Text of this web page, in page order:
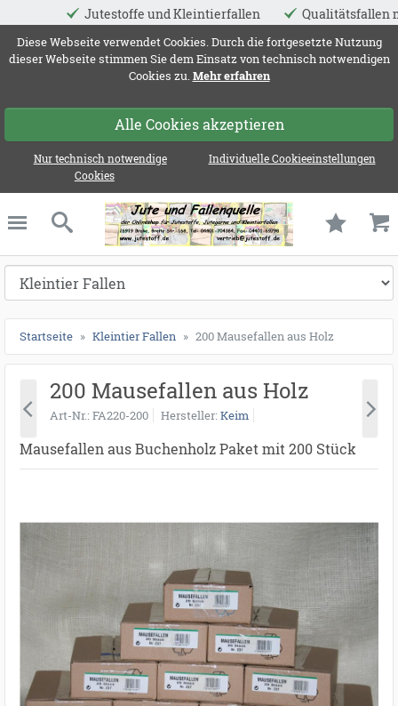
und Kleintierfallen Qualitätsfallen made in EU
Diese Webseite verwendet Cookies. Durch die fortgesetzte Nutzung
dieser Webseite stimmen Sie dem Einsatz von technisch notwendigen
Cookies zu. Mehr erfahren
Alle Cookies akzeptieren
Nur technisch notwendige
Cookies
Individuelle Cookieeinstellungen
Jute und
schließen
Suche
Startseite Kleintier Fallen 200 Mausefallen aus Holz
200 Mausefallen aus Holz
Art-Nr. FA220-200 Hersteller Keim
Mausefallen aus Buchenholz Paket mit 200 Stück